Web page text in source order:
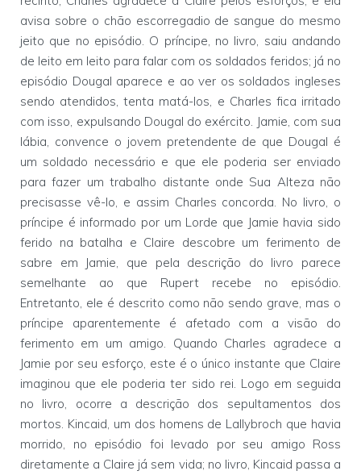
avisa sobre o chão escorregadio de sangue do mesmo
jeito que no episódio. O príncipe, no livro, saiu andando
de leito em leito para falar com os soldados feridos; já no
episódio Dougal aparece e ao ver os soldados ingleses
sendo atendidos, tenta matá-los, e Charles fica irritado
com isso, expulsando Dougal do exército. Jamie, com sua
lábia, convence o jovem pretendente de que Dougal é
um soldado necessário e que ele poderia ser enviado
para fazer um trabalho distante onde Sua Alteza não
precisasse vê-lo, e assim Charles concorda. No livro, o
príncipe é informado por um Lorde que Jamie havia sido
ferido na batalha e Claire descobre um ferimento de
sabre em Jamie, que pela descrição do livro parece
semelhante ao que Rupert recebe no episódio.
Entretanto, ele é descrito como não sendo grave, mas o
príncipe aparentemente é afetado com a visão do
ferimento em um amigo. Quando Charles agradece a
Jamie por seu esforço, este é o único instante que Claire
imaginou que ele poderia ter sido rei. Logo em seguida
no livro, ocorre a descrição dos sepultamentos dos
mortos. Kincaid, um dos homens de Lallybroch que havia
morrido, no episódio foi levado por seu amigo Ross
diretamente a Claire já sem vida; no livro, Kincaid passa a